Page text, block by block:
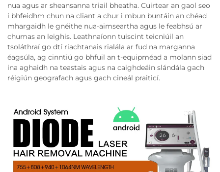
nua agus ar sheansanna triail bheatha. Cuirtear an gaol seo
i bhfeidhm chun na cliant a chur i mbun buntáin an chéad
mhargaidh le gnéithe nua-aimseartha agus le feabhsú ar
chumas an leighis. Leathnaíonn tuiscint teicniúil an
tsoláthraí go dtí riachtanais rialála ar fud na marganna
éagsúla, ag cinntiú go bhfuil an t-equipméad a molann siad
ina aghaidh na teastais agus na caighdeáin slándála gach
réigiún geografach agus gach cineál praiticí.